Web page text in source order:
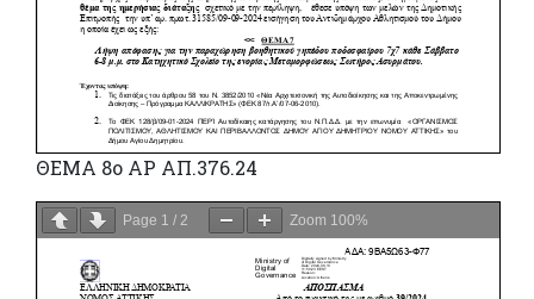
ΘΕΜΑ 8ο ΑΡ ΑΠ.376.24
Page 1 / 2 Zoom 100%